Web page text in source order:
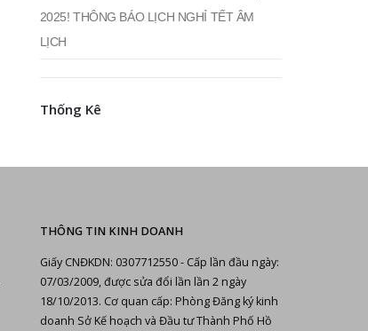
2025! THÔNG BÁO LỊCH NGHỈ TẾT ÂM
LỊCH
Thống Kê
THÔNG TIN KINH DOANH
Giấy CNĐKDN: 0307712550 - Cấp lần đầu ngày:
07/03/2009, được sửa đổi lần lần 2 ngày
18/10/2013. Cơ quan cấp: Phòng Đăng ký kinh
doanh Sở Kế hoạch và Đầu tư Thành Phố Hồ